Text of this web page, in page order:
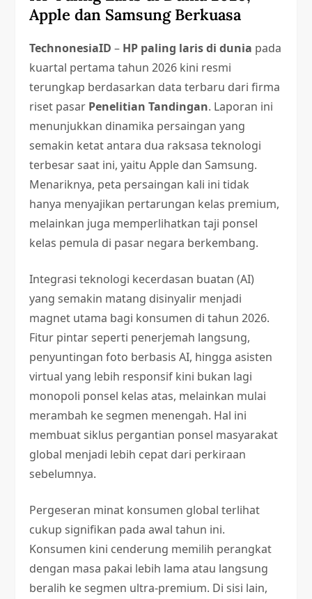
Apple dan Samsung Berkuasa
TechnonesiaID – HP paling laris di dunia pada
kuartal pertama tahun 2026 kini resmi
terungkap berdasarkan data terbaru dari firma
riset pasar Penelitian Tandingan. Laporan ini
menunjukkan dinamika persaingan yang
semakin ketat antara dua raksasa teknologi
terbesar saat ini, yaitu Apple dan Samsung.
Menariknya, peta persaingan kali ini tidak
hanya menyajikan pertarungan kelas premium,
melainkan juga memperlihatkan taji ponsel
kelas pemula di pasar negara berkembang.
Integrasi teknologi kecerdasan buatan (AI)
yang semakin matang disinyalir menjadi
magnet utama bagi konsumen di tahun 2026.
Fitur pintar seperti penerjemah langsung,
penyuntingan foto berbasis AI, hingga asisten
virtual yang lebih responsif kini bukan lagi
monopoli ponsel kelas atas, melainkan mulai
merambah ke segmen menengah. Hal ini
membuat siklus pergantian ponsel masyarakat
global menjadi lebih cepat dari perkiraan
sebelumnya.
Pergeseran minat konsumen global terlihat
cukup signifikan pada awal tahun ini.
Konsumen kini cenderung memilih perangkat
dengan masa pakai lebih lama atau langsung
beralih ke segmen ultra-premium. Di sisi lain,